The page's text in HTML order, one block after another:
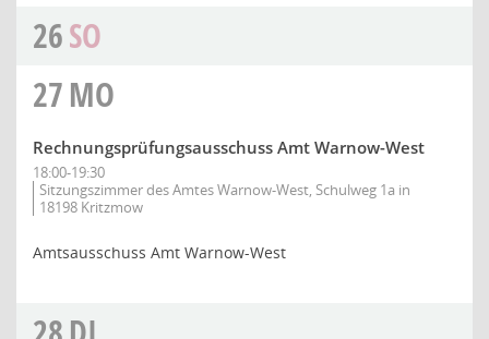
26SO
27MO
Rechnungsprüfungsausschuss Amt Warnow-West
18:00-19:30
Sitzungszimmer des Amtes Warnow-West, Schulweg 1a in
18198 Kritzmow
Amtsausschuss Amt Warnow-West